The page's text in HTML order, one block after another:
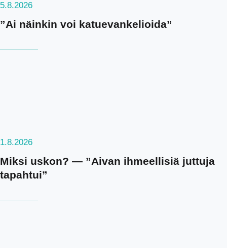
5.8.2026
”Ai näinkin voi katuevankelioida”
1.8.2026
Miksi uskon? — ”Aivan ihmeellisiä juttuja
tapahtui”